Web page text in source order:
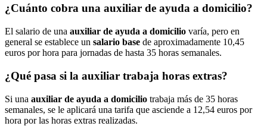
¿Cuánto cobra una auxiliar de ayuda a domicilio?
El salario de una auxiliar de ayuda a domicilio varía, pero en
general se establece un salario base de aproximadamente 10,45
euros por hora para jornadas de hasta 35 horas semanales.
¿Qué pasa si la auxiliar trabaja horas extras?
Si una auxiliar de ayuda a domicilio trabaja más de 35 horas
semanales, se le aplicará una tarifa que asciende a 12,54 euros por
hora por las horas extras realizadas.